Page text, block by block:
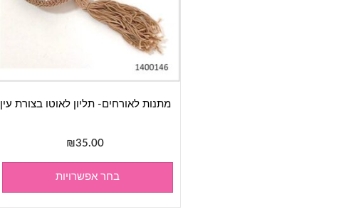
מתנות לאורחים- תליון לאוטו בצורת עין
₪35.00
בחר אפשרויות